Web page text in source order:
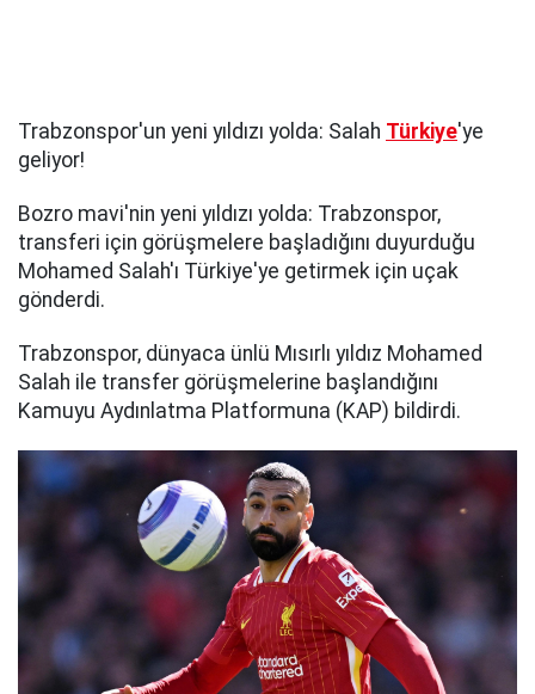
Trabzonspor'un yeni yıldızı yolda: Salah Türkiye'ye
geliyor!
Bozro mavi'nin yeni yıldızı yolda: Trabzonspor,
transferi için görüşmelere başladığını duyurduğu
Mohamed Salah'ı Türkiye'ye getirmek için uçak
gönderdi.
Trabzonspor, dünyaca ünlü Mısırlı yıldız Mohamed
Salah ile transfer görüşmelerine başlandığını
Kamuyu Aydınlatma Platformuna (KAP) bildirdi.